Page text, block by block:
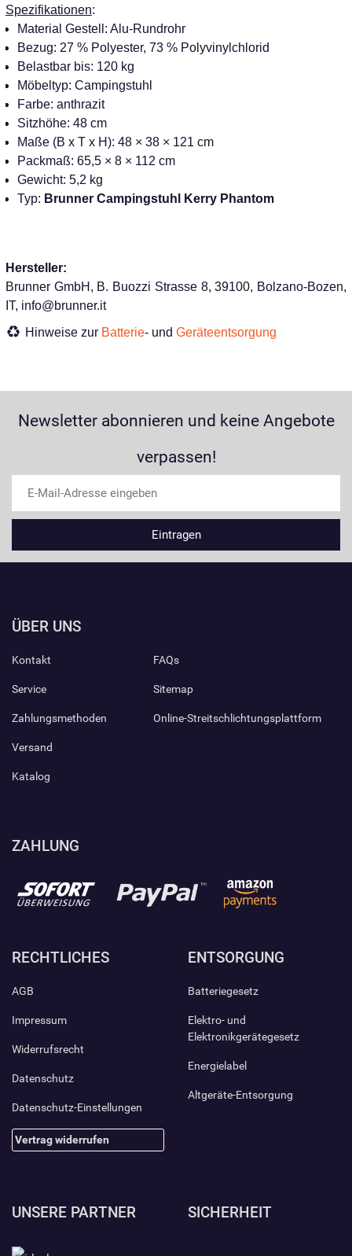
Spezifikationen:
Material Gestell: Alu-Rundrohr
Bezug: 27 % Polyester, 73 % Polyvinylchlorid
Belastbar bis: 120 kg
Möbeltyp: Campingstuhl
Farbe: anthrazit
Sitzhöhe: 48 cm
Maße (B x T x H): 48 × 38 × 121 cm
Packmaß: 65,5 × 8 × 112 cm
Gewicht: 5,2 kg
Typ: Brunner Campingstuhl Kerry Phantom
Hersteller:
Brunner GmbH, B. Buozzi Strasse 8, 39100, Bolzano-Bozen,
IT, info@brunner.it
Hinweise zur Batterie- und Geräteentsorgung
Newsletter abonnieren und keine Angebote
verpassen!
ÜBER UNS
Kontakt
Service
Zahlungsmethoden
Versand
Katalog
FAQs
Sitemap
Online-Streitschlichtungsplattform
ZAHLUNG
RECHTLICHES
AGB
Impressum
Widerrufsrecht
Datenschutz
Datenschutz-Einstellungen
Vertrag widerrufen
ENTSORGUNG
Batteriegesetz
Elektro- und
Elektronikgerätegesetz
Energielabel
Altgeräte-Entsorgung
UNSERE PARTNER SICHERHEIT